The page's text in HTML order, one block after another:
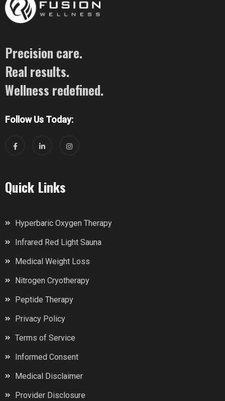
Precision care.
Real results.
Wellness redefined.
Follow Us Today:
Quick Links
Hyperbaric Oxygen Therapy
Infrared Red Light Sauna
Medical Weight Loss
Nitrogen Cryotherapy
Peptide Therapy
Privacy Policy
Terms of Service
Informed Consent
Medical Disclaimer
Provider Disclosure